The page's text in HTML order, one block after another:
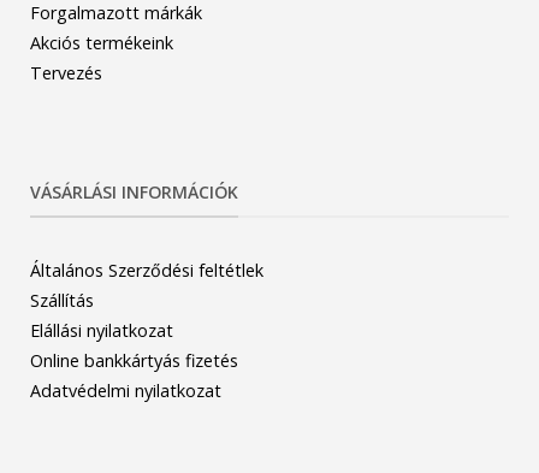
Forgalmazott márkák
Akciós termékeink
Tervezés
VÁSÁRLÁSI INFORMÁCIÓK
Általános Szerződési feltétlek
Szállítás
Elállási nyilatkozat
Online bankkártyás fizetés
Adatvédelmi nyilatkozat